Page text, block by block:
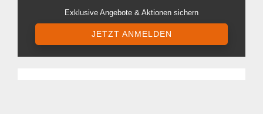
Exklusive Angebote & Aktionen sichern
JETZT ANMELDEN